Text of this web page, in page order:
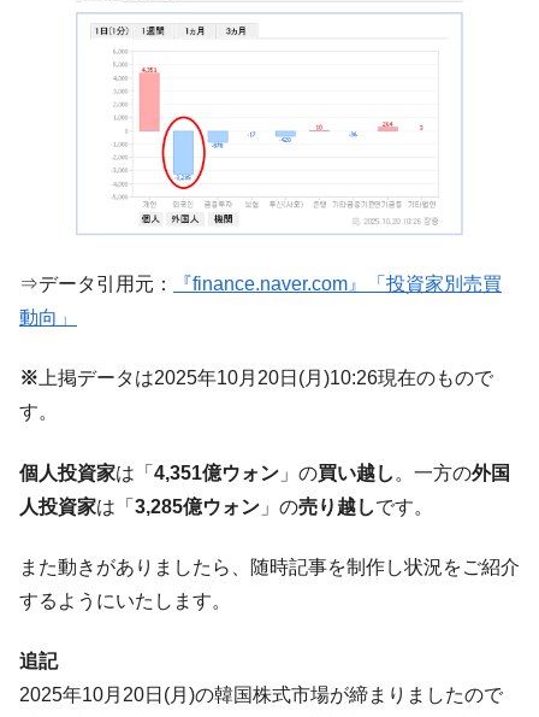
『Money1』
韓国･警察職員が「丸刈りになって抗議活
『Money1』
中国だけが鉄鋼輸出を異常増加させる ⇒ 中
国の過剰生産が世界を蝕む。
『Money1』
韓国製造業「半導体絶好調」のウラで他業
種は全般的「不調」⇒ PSIが示す現況は決して良くない。
【米韓激突案件】韓国消費者院が『クーパ
ン』1人当たり賠償10万ウォンを認定 ⇒ 総額3兆7,000億
『Money1』 韓国で猛暑。南東部では干ばつ
『Money1』
『Money1』
【対日本円】ウォン安が急進！ 日米の協調
に韓国がいっちょがみしたのでは。
は韓国で『BYD』車は売れている。6カ月で対前年同期比
1.9倍！
く空港に詰めかけ「出て行け！」「極右勢力」のプラカー
ドを掲げる「在韓反米勢力」
ータセンター整備」⇒ だから無理だってば。
『Money1』
JPモルガン「韓国レバレッジETFの清算は
⇒データ引用元：
『finance.naver.com』「投資家別売買
動向」
※ 上掲データは2025年10月20日(月)10:26現在のもので
す。
個人投資家は「 4,351億ウォン 」の買い越し 。一方の外国
人投資家は「 3,285億ウォン 」の売り越しです。
また動きがありましたら、随時記事を制作し状況をご紹介
するようにいたします。
追記
2025年10月20日(月)の韓国株式市場が締まりましたので